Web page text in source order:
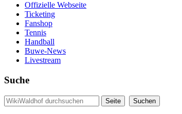
Offizielle Webseite
Ticketing
Fanshop
Tennis
Handball
Buwe-News
Livestream
Suche